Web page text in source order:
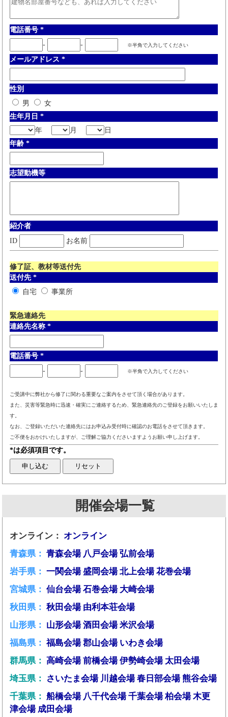
電話番号 *
-
- ※半角で入力してください
メールアドレス *
性別
男
女
生年月日 *
年
月
日
年齢*
志望動機等
紹介者
ID
お名前
修了証、教材等送付先
送付先*
自宅
事業所
緊急連絡先
連絡先名称 *
電話番号 *
-
- ※半角で入力してください
ご受講中に弊社から修了に関わる重要なご案内をさせて頂く場合があります。
また、災害等緊急時に迅速・確実にご連絡するため、緊急連絡先のご登録をお願いいたしま
す。
なお、ご登録いただいた連絡先にはお申込み受付時に確認のお電話をさせて頂きます。
ご不便をおかけいたしますが、ご理解ご協力くださいますようお願い申し上げます。
*は必須項目です。
開催会場一覧
オンライン： オンライン
青森県： 青森会場 八戸会場 弘前会場
岩手県： 一関会場 盛岡会場 北上会場 花巻会場
宮城県： 仙台会場 石巻会場 大崎会場
秋田県： 秋田会場 由利本荘会場
山形県： 山形会場 酒田会場 米沢会場
福島県： 福島会場 郡山会場 いわき会場
群馬県： 高崎会場 前橋会場 伊勢崎会場 太田会場
埼玉県：
さいたま会場 川越会場 春日部会場 熊谷会場
千葉県： 船橋会場 八千代会場 千葉会場 柏会場 木更
津会場 成田会場